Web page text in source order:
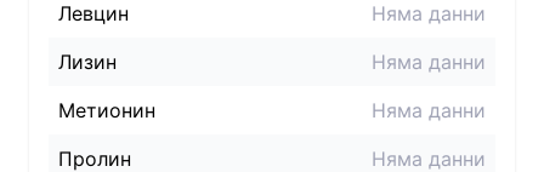
Левцин
Няма данни
Лизин
Няма данни
Метионин
Няма данни
Пролин
Няма данни